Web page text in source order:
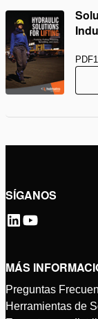
PDF
SÍGANOS
MÁS
Preguntas
Herramientas de